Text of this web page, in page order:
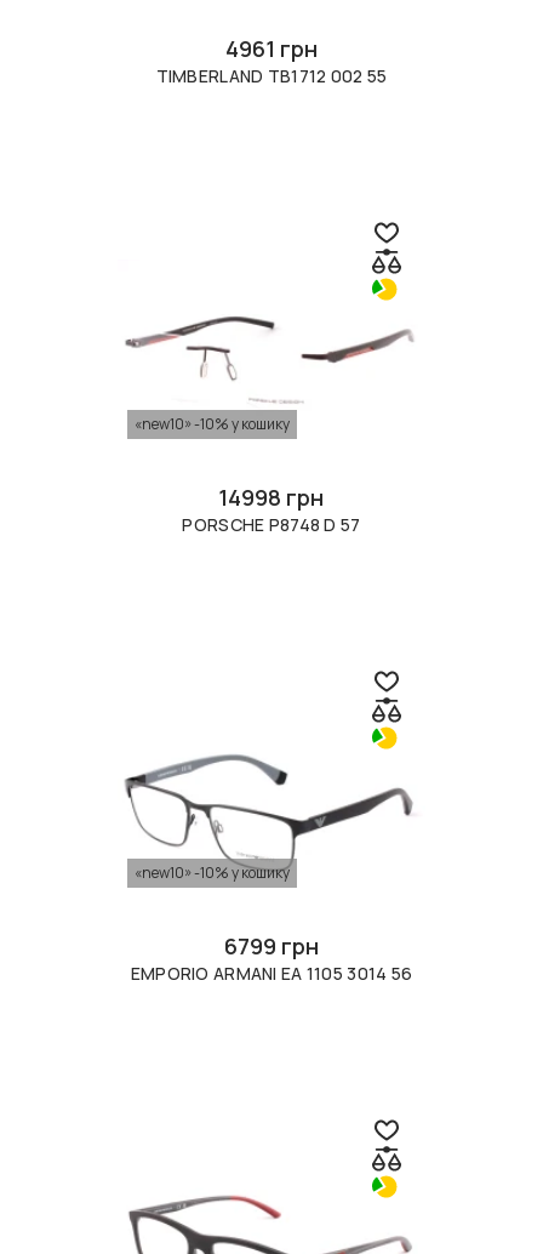
4961 грн
TIMBERLAND TB1712 002 55
«new10» -10% у кошику
14998 грн
PORSCHE P8748 D 57
«new10» -10% у кошику
6799 грн
EMPORIO ARMANI EA 1105 3014 56